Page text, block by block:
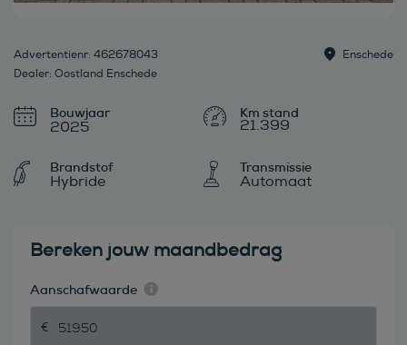
Advertentienr: 462678043
Dealer: Oostland Enschede
Enschede
Bouwjaar
2025 21.399
Brandstof
Hybride
Transmissie
Automaat
Bereken jouw maandbedrag
Aanschafwaarde